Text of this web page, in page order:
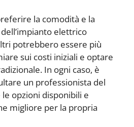
la comodità e la
elettrico
potrebbero essere più
sui costi iniziali e optare
In ogni caso, è
un professionista del
opzioni disponibili e
migliore per la propria